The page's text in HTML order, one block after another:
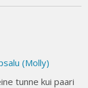
(Molly)
tunne kui paari